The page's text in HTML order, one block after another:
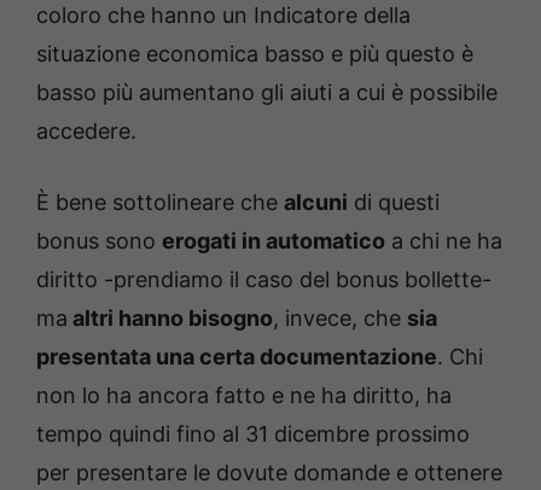
coloro che hanno un Indicatore della
situazione economica basso e più questo è
basso più aumentano gli aiuti a cui è possibile
accedere.
È bene sottolineare che alcuni di questi
bonus sono erogati in automatico a chi ne ha
diritto -prendiamo il caso del bonus bollette-
ma altri hanno bisogno, invece, che sia
presentata una certa documentazione. Chi
non lo ha ancora fatto e ne ha diritto, ha
tempo quindi fino al 31 dicembre prossimo
per presentare le dovute domande e ottenere